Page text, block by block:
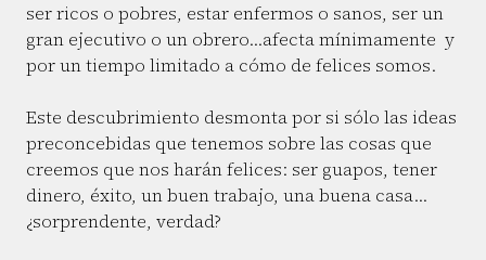
ser ricos o pobres, estar enfermos o sanos, ser un
gran ejecutivo o un obrero…afecta mínimamente y
por un tiempo limitado a cómo de felices somos.
Este descubrimiento desmonta por si sólo las ideas
preconcebidas que tenemos sobre las cosas que
creemos que nos harán felices: ser guapos, tener
dinero, éxito, un buen trabajo, una buena casa…
¿sorprendente, verdad?